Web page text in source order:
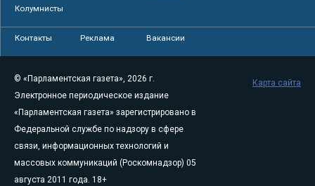
Колумнисты
Контакты Реклама Вакансии
© «Парламентская газета», 2026 г.
Электронное периодическое издание
«Парламентская газета» зарегистрировано в
Федеральной службе по надзору в сфере
связи, информационных технологий и
массовых коммуникаций (Роскомнадзор) 05
августа 2011 года. 18+
Карта сайта